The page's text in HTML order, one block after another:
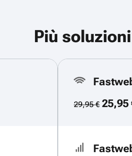
Più
29,95 €25,95